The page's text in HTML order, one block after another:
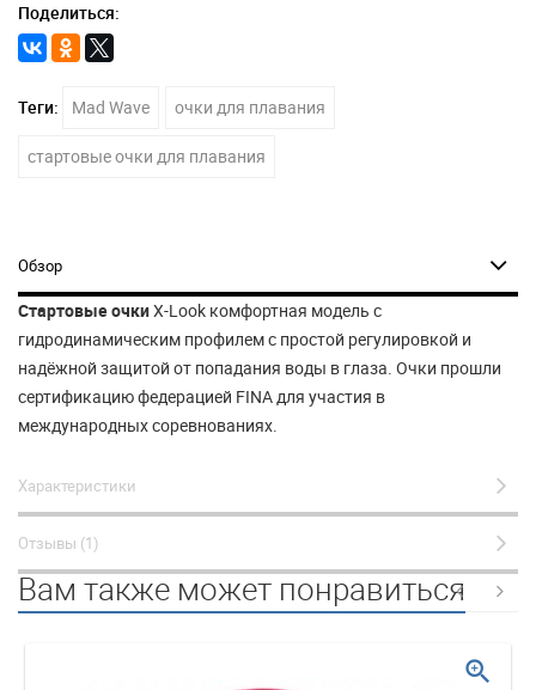
Поделиться:
Теги: Mad Wave очки для плавания
стартовые очки для плавания
Обзор
Стартовые очкиX-Look комфортная модель с
гидродинамическим профилем с простой регулировкой и
надёжной защитой от попадания воды в глаза. Очки прошли
сертификацию федерацией FINA для участия в
международных соревнованиях.
Характеристики
Отзывы (1)
Вам также может понравиться
zoom_in